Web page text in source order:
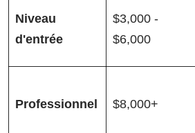
Niveau
d'entrée
$3,000 -
$6,000
Professionnel $8,000+